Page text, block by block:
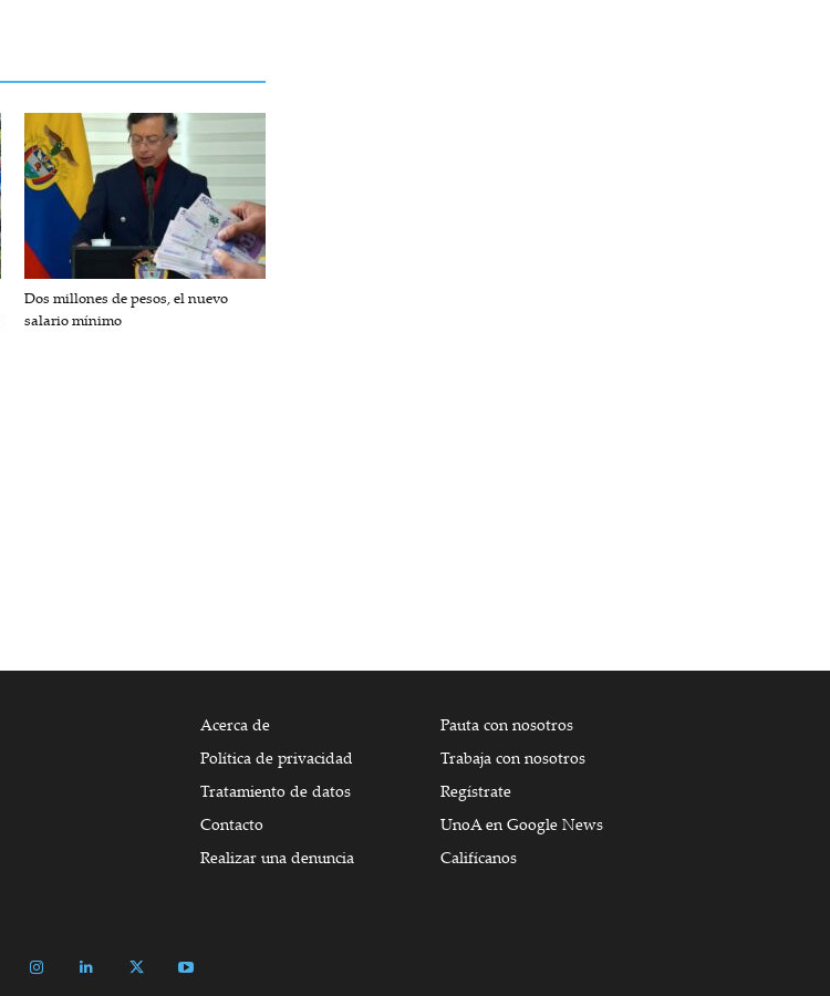
Dos millones de pesos, el nuevo
salario mínimo
Acerca de
Política de privacidad
Tratamiento de datos
Contacto
Realizar una denuncia
Pauta con nosotros
Trabaja con nosotros
Regístrate
UnoA en Google News
Califícanos